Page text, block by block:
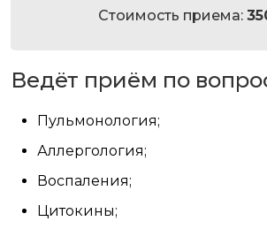
Стоимость приема:
Ведёт приём по
Пульмонология;
Аллергология;
Воспаления;
Цитокины;